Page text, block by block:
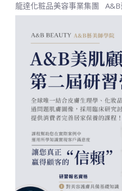
龍達化粧品美容事業集團 A&B